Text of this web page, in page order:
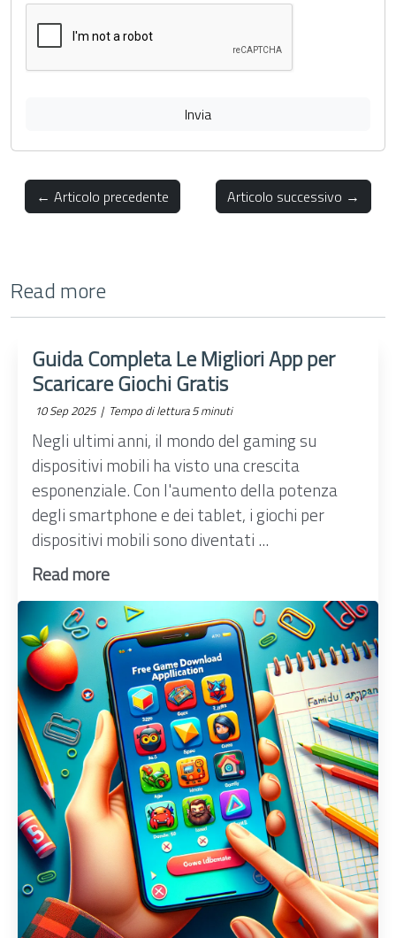
Invia
← Articolo precedente Articolo successivo →
Read more
Guida Completa Le Migliori App per
Scaricare Giochi Gratis
10 Sep 2025 | Tempo di lettura 5 minuti
Negli ultimi anni, il mondo del gaming su
dispositivi mobili ha visto una crescita
esponenziale. Con l'aumento della potenza
degli smartphone e dei tablet, i giochi per
dispositivi mobili sono diventati ...
Read more